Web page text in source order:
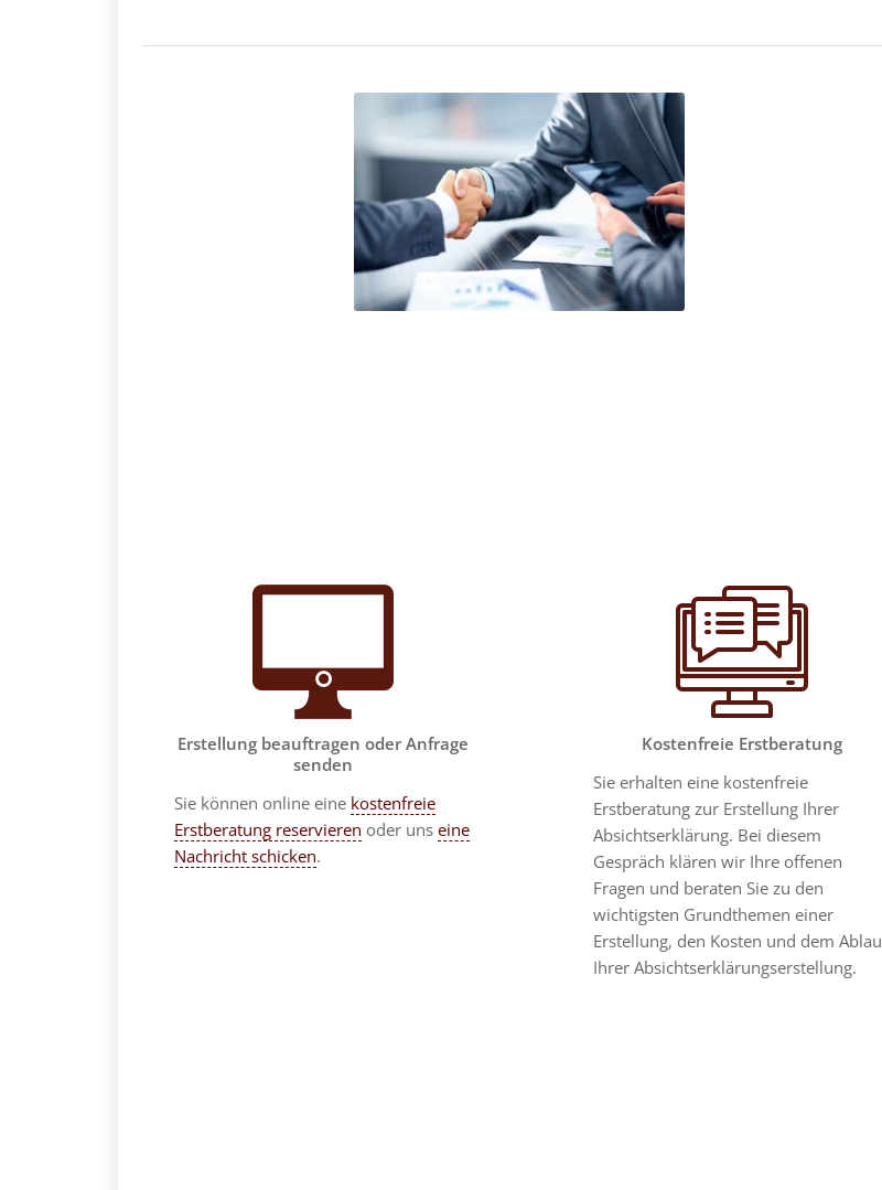
Erstellung beauftragen oder Anfrage
senden
Sie können online eine kostenfreie
Erstberatung reservieren oder uns eine
Nachricht schicken.
Kostenfreie Erstberatung
Sie erhalten eine kostenfreie
Erstberatung zur Erstellung Ihrer
Absichtserklärung. Bei diesem
Gespräch klären wir Ihre offenen
Fragen und beraten Sie zu den
wichtigsten Grundthemen einer
Erstellung, den Kosten und dem
Ihrer Absichtserklärungserstellung.